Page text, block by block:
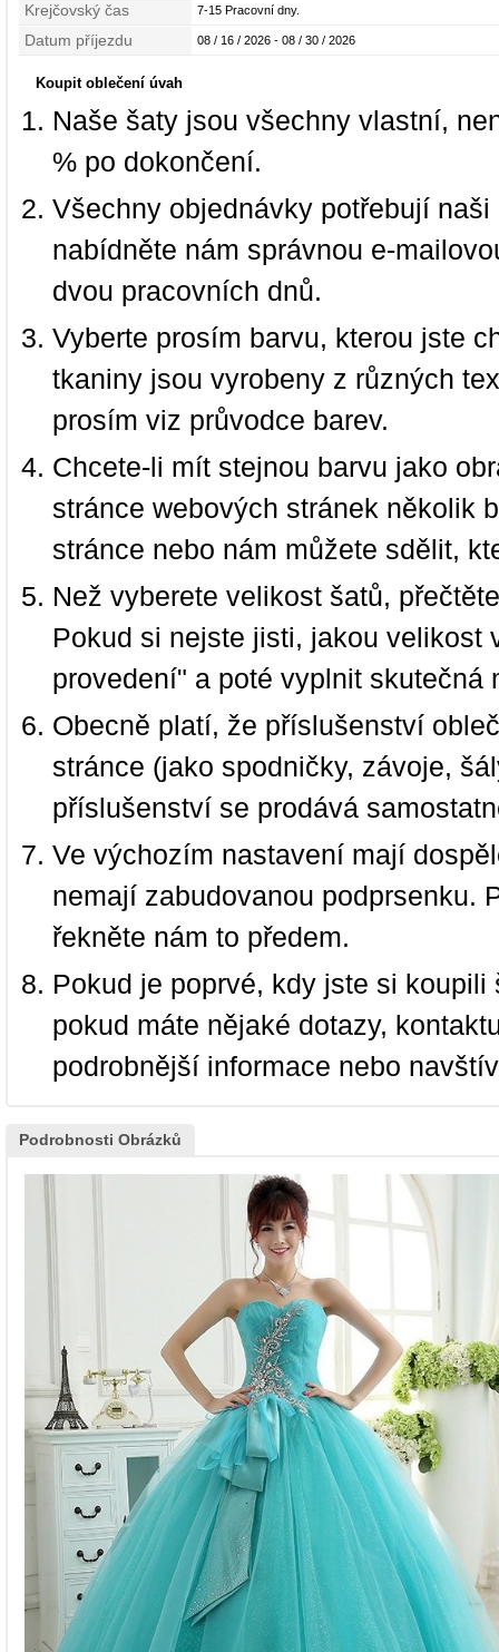
Krejčovský čas 7-15 Pracovní dny.
Datum příjezdu 08 / 16 / 2026 - 08 / 30 / 2026
Koupit oblečení úvah
Naše šaty jsou všechny vlastní,
% po dokončení.
Všechny objednávky potřebují
nabídněte nám správnou e-
dvou pracovních dnů.
Vyberte prosím barvu, kterou jste
tkaniny jsou vyrobeny z různých
prosím viz průvodce barev.
Chcete-li mít stejnou barvu jako
stránce webových stránek několik
stránce nebo nám můžete sdělit,
Než vyberete velikost šatů,
Pokud si nejste jisti, jakou velikost
provedení" a poté vyplnit
Obecně platí, že příslušenství
stránce (jako spodničky, závoje,
příslušenství se prodává
Ve výchozím nastavení mají
nemají zabudovanou podprsenku.
řekněte nám to předem.
Pokud je poprvé, kdy jste si
pokud máte nějaké dotazy,
podrobnější informace nebo
Podrobnosti Obrázků